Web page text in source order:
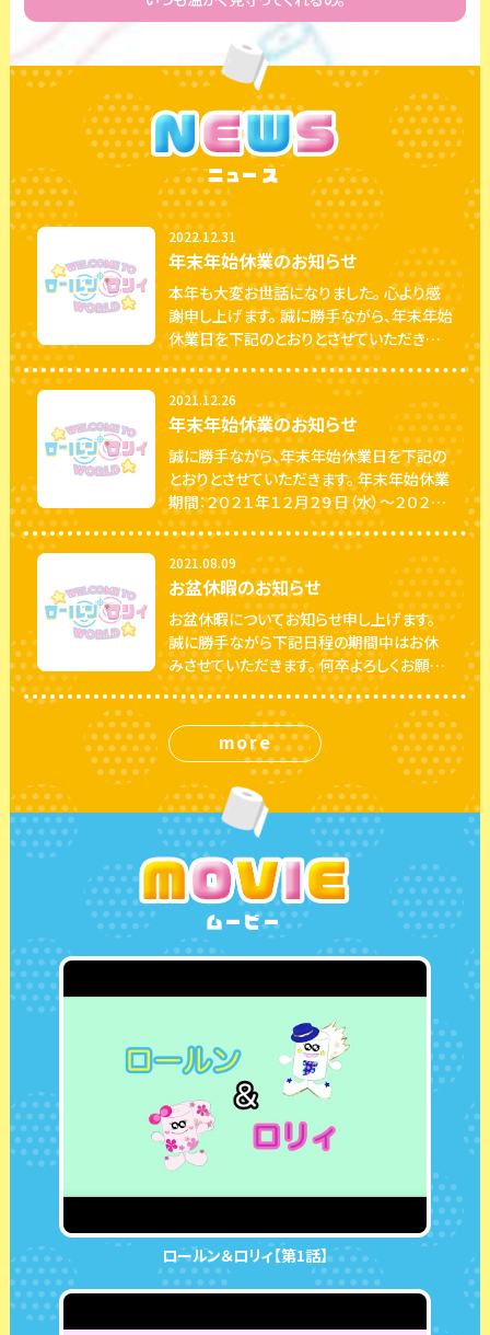
ニュース
2022.12.31
年末年始休業のお知らせ
本年も大変お世話になりました。 心より感
謝申し上げます。 誠に勝手ながら、年末年始
休業日を下記のとおりとさせていただきま
す。 年末年始休業期間：２０２２年１２月３１
日（土）～２０２３年１月５日（木） ご不便を
おかけいたしますが、何卒よろしくお願い申
し上げます。
2021.12.26
年末年始休業のお知らせ
誠に勝手ながら、年末年始休業日を下記の
とおりとさせていただきます。 年末年始休業
期間：２０２１年１２月２９日（水）～２０２２
年１月５日（水） ご不便をおかけいたします
が、ご了承いただきますようお願い申し上げ
ます。
2021.08.09
お盆休暇のお知らせ
お盆休暇についてお知らせ申し上げます。
誠に勝手ながら下記日程の期間中はお休
みさせていただきます。 何卒よろしくお願い
申し上げます。 【お盆休暇期間】 令和３年８
月１３日（金）～８月１７日（火）
more
ムービー
ロールン＆ロリィ【第1話】